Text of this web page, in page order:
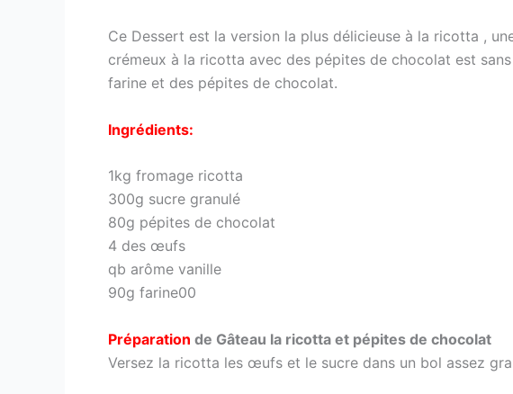
Ce Dessert est la version la plus délicieuse à la ricotta ,
crémeux à la ricotta avec des pépites de chocolat est
farine et des pépites de chocolat.
Ingrédients:
1kg fromage ricotta
300g sucre granulé
80g pépites de chocolat
4 des œufs
qb arôme vanille
90g farine00
Préparation de Gâteau la ricotta et pépites de chocolat
Versez la ricotta les œufs et le sucre dans un bol assez